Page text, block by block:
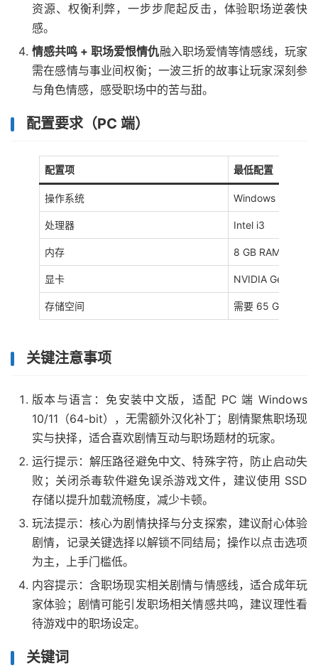
资源、权衡利弊，一步步爬起反击，体验职场逆袭快
感。
情感共鸣 + 职场爱恨情仇融入职场爱情等情感线，玩家
需在感情与事业间权衡；一波三折的故事让玩家深刻参
与角色情感，感受职场中的苦与甜。
配置要求（PC 端）
配置项 最低配置
操作系统 Windows 10（
处理器 Intel i3
内存 8 GB RAM
显卡 NVIDIA GeForce
存储空间 需要 65 GB 可用
关键注意事项
版本与语言：免安装中文版，适配 PC 端 Windows
10/11（64-bit），无需额外汉化补丁；剧情聚焦职场现
实与抉择，适合喜欢剧情互动与职场题材的玩家。
运行提示：解压路径避免中文、特殊字符，防止启动失
败；关闭杀毒软件避免误杀游戏文件，建议使用 SSD
存储以提升加载流畅度，减少卡顿。
玩法提示：核心为剧情抉择与分支探索，建议耐心体验
剧情，记录关键选择以解锁不同结局；操作以点击选项
为主，上手门槛低。
内容提示：含职场现实相关剧情与情感线，适合成年玩
家体验；剧情可能引发职场相关情感共鸣，建议理性看
待游戏中的职场设定。
关键词